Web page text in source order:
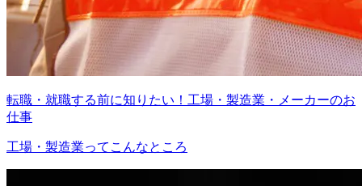
転職・就職する前に知りたい！工場・製造業・メーカーのお
仕事
工場・製造業ってこんなところ